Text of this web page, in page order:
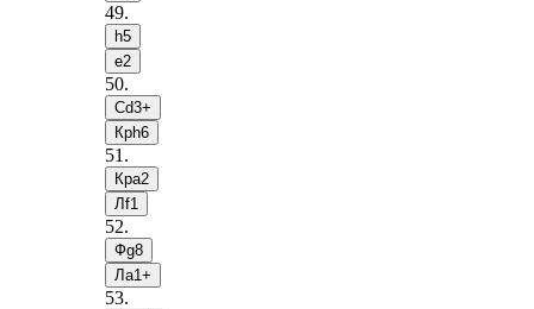
49.
h5
e2
50.
Сd3+
Крh6
51 .
Крa2
Лf1
52.
Фg8
Лa1+
53.